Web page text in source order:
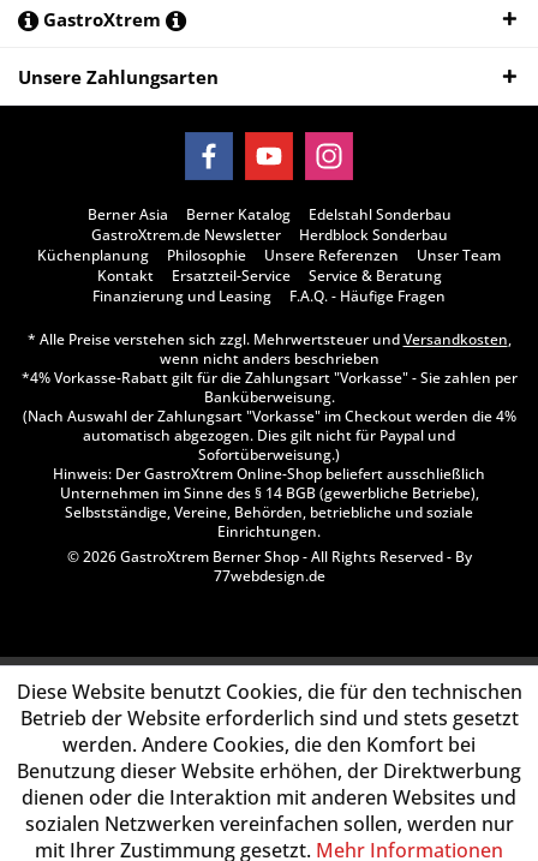
GastroXtrem
Unsere Zahlungsarten
Berner Asia Berner Katalog
Edelstahl Sonderbau
GastroXtrem.de Newsletter
Herdblock Sonderbau
Küchenplanung
Philosophie Unsere Referenzen
Unser Team
Kontakt
Ersatzteil-Service
Service & Beratung
Finanzierung und Leasing
F.A.Q. - Häufige Fragen
* Alle Preise verstehen sich zzgl. Mehrwertsteuer undVersandkosten,
wenn nicht anders beschrieben
*4% Vorkasse-Rabatt gilt für die Zahlungsart "Vorkasse" - Sie zahlen per
Banküberweisung.
(Nach Auswahl der Zahlungsart "Vorkasse" im Checkout werden die 4%
automatisch abgezogen. Dies gilt nicht für Paypal und
Sofortüberweisung.)
Hinweis: Der GastroXtrem Online-Shop beliefert ausschließlich
Unternehmen im Sinne des § 14 BGB (gewerbliche Betriebe),
Selbstständige, Vereine, Behörden, betriebliche und soziale
Einrichtungen.
© 2026 GastroXtrem Berner Shop - All Rights Reserved - By
77webdesign.de
Diese Website benutzt Cookies, die für den technischen
Betrieb der Website erforderlich sind und stets gesetzt
werden. Andere Cookies, die den Komfort bei
Benutzung dieser Website erhöhen, der Direktwerbung
dienen oder die Interaktion mit anderen Websites und
sozialen Netzwerken vereinfachen sollen, werden nur
mit Ihrer Zustimmung gesetzt. Mehr Informationen